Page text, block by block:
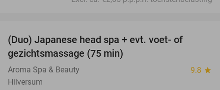
(Duo) Japanese head spa + evt. voet- of
gezichtsmassage (75 min)
Aroma Spa & Beauty 9.8 star
Hilversum